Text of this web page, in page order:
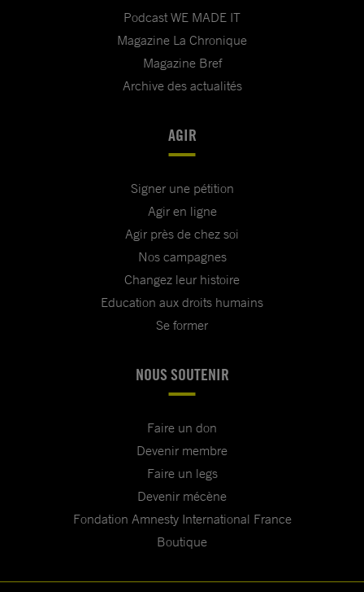
Podcast WE MADE IT
Magazine La Chronique
Magazine Bref
Archive des actualités
AGIR
Signer une pétition
Agir en ligne
Agir près de chez soi
Nos campagnes
Changez leur histoire
Education aux droits humains
Se former
NOUS SOUTENIR
Faire un don
Devenir membre
Faire un legs
Devenir mécène
Fondation Amnesty International France
Boutique